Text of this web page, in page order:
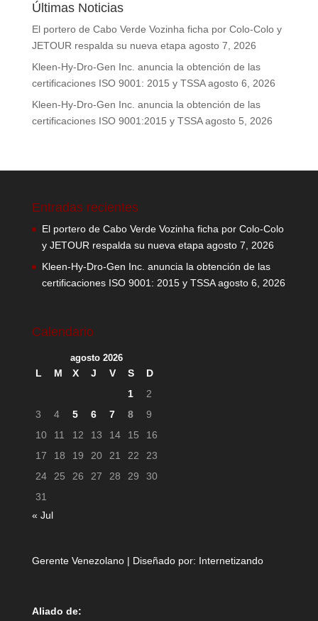
Últimas Noticias
El portero de Cabo Verde Vozinha ficha por Colo-Colo y
JETOUR respalda su nueva etapa agosto 7, 2026
Kleen-Hy-Dro-Gen Inc. anuncia la obtención de las
certificaciones ISO 9001: 2015 y TSSA agosto 6, 2026
Kleen-Hy-Dro-Gen Inc. anuncia la obtención de las
certificaciones ISO 9001:2015 y TSSA agosto 5, 2026
Entradas recientes
El portero de Cabo Verde Vozinha ficha por Colo-Colo
y JETOUR respalda su nueva etapa agosto 7, 2026
Kleen-Hy-Dro-Gen Inc. anuncia la obtención de las
certificaciones ISO 9001: 2015 y TSSA agosto 6, 2026
Calendario
agosto 2026
L M X J V S
D
1
2
3
4 5 6 7 8
9
10
11 12 13 14 15
16
17
18 19 20 21 22
23
24
25 26 27 28 29
30
31
« Jul
Gerente Venezolano | Diseñado por: Internetizando
Aliado de: